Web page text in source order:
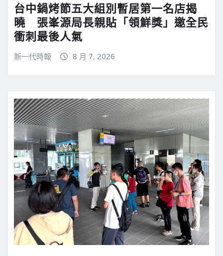
台中鍋烤節五大組別暫居第一名店揭
曉 張峯源局長親貼「領鮮獎」邀全民
衝刺最後人氣
新一代時報 8 月 7, 2026